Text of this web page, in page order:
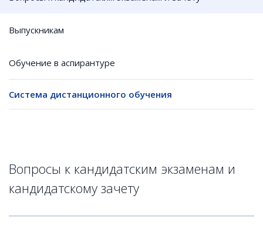
Выпускникам
Обучение в аспирантуре
Система дистанционного обучения
Вопросы к кандидатским экзаменам и
кандидатскому зачету